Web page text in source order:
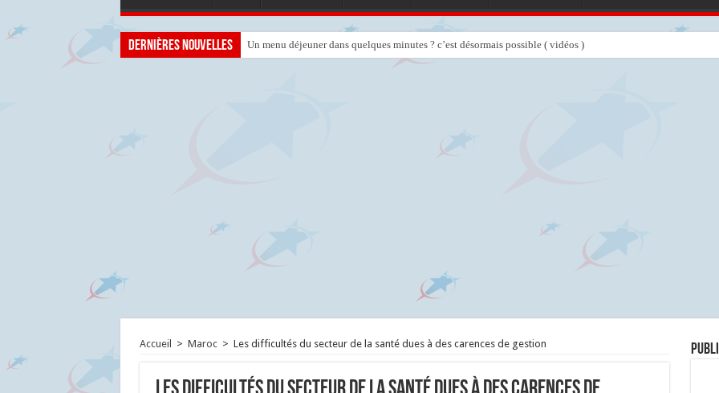
Dernières nouvelles Un menu déjeuner dans quelques minutes ? c’est désormais possible ( vidéos )
Accueil > Maroc > Les difficultés du secteur de la santé dues à des carences de gestion